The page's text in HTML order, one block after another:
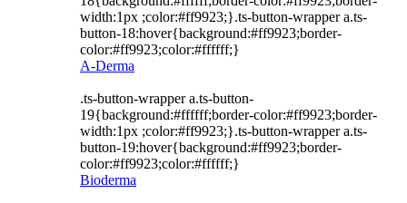
width:1px ;color:#ff9923;}.ts-button-wrapper a.ts-
button-18:hover{background:#ff9923;border-
color:#ff9923;color:#ffffff;}
A-Derma
.ts-button-wrapper a.ts-button-
19{background:#ffffff;border-color:#ff9923;border-
width:1px ;color:#ff9923;}.ts-button-wrapper a.ts-
button-19:hover{background:#ff9923;border-
color:#ff9923;color:#ffffff;}
Bioderma